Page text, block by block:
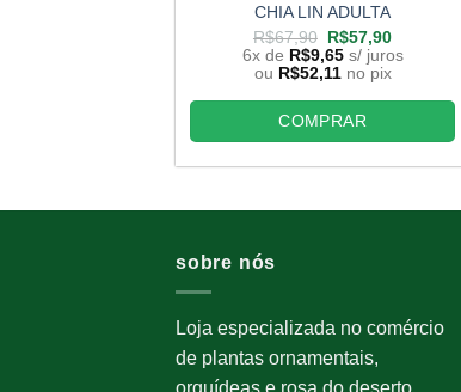
CHIA LIN ADULTA
R$67,90 O
preço
original
era:
R$67,90.
R$57,90O
preço
atual
é:
R$57,90.
6x de R$9,65 s/ juros
ou R$52,11 no pix
COMPRAR
sobre nós
Loja especializada no comércio
de plantas ornamentais,
orquídeas e rosa do deserto.